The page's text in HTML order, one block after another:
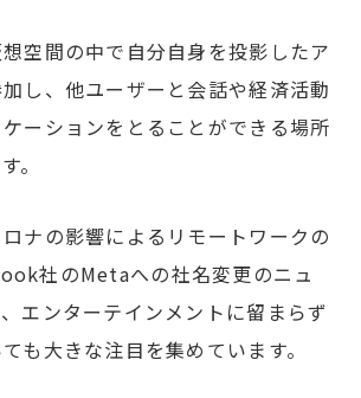
空間の中で自分自身を投影したア
し、他ユーザーと会話や経済活動
ーションをとることができる場所
。
ナの影響によるリモートワークの
社のMetaへの社名変更のニュ
エンターテインメントに留まらず
も大きな注目を集めています。